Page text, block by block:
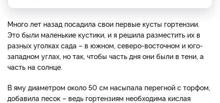
Много лет назад посадила свои первые кусты гортензии.
Это были маленькие кустики, и я решила разместить их в
разных уголках сада – в южном, северо-восточном и юго-
западном углах, но так, чтобы часть дня они были в тени, а
часть на солнце.
В яму диаметром около 50 см насыпала перегной с торфом,
добавила песок – ведь гортензиям необходима кислая